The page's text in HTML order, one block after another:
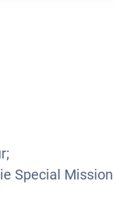
Special Mission